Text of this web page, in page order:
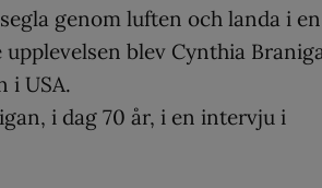
genom luften och landa i en
blev Cynthia
i USA.
i dag 70 år, i en intervju i